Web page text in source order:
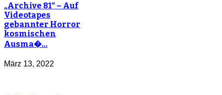
„Archive 81“ – Auf
Videotapes
gebannter Horror
kosmischen
Ausma�…
März 13, 2022